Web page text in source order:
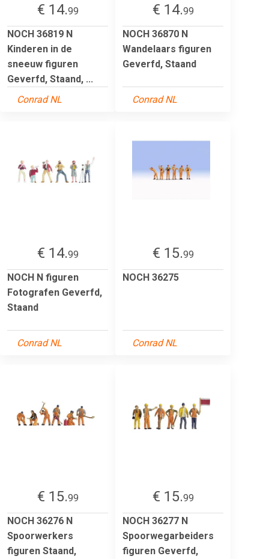
€ 14.99
NOCH 36819 N
Kinderen in de
sneeuw figuren
Geverfd, Staand, ...
Conrad NL
€ 14.99
NOCH 36870 N
Wandelaars figuren
Geverfd, Staand
Conrad NL
€ 14.99
NOCH N figuren
Fotografen Geverfd,
Staand
Conrad NL
€ 15.99
NOCH 36275
Conrad NL
€ 15.99
NOCH 36276 N
Spoorwerkers
figuren Staand,
€ 15.99
NOCH 36277 N
Spoorwegarbeiders
figuren Geverfd,